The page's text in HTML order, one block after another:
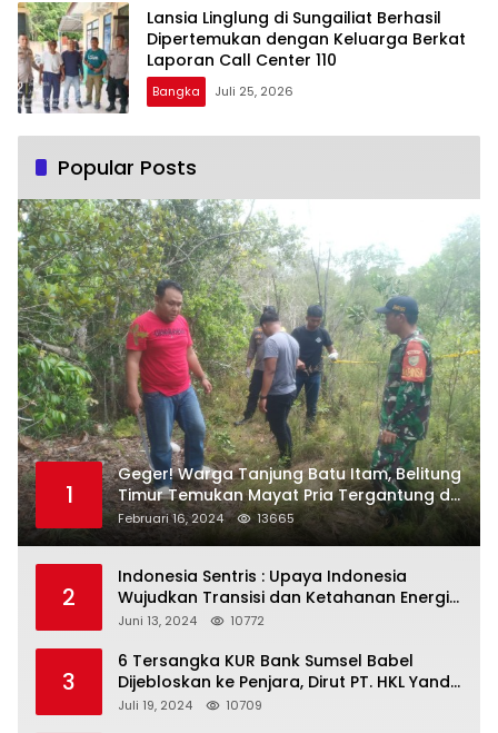
Lansia Linglung di Sungailiat Berhasil
Dipertemukan dengan Keluarga Berkat
Laporan Call Center 110
Bangka Juli 25, 2026
Popular Posts
1
Geger! Warga Tanjung Batu Itam, Belitung
Timur Temukan Mayat Pria Tergantung di
Pohon
Februari 16, 2024 13665
2
Indonesia Sentris : Upaya Indonesia
Wujudkan Transisi dan Ketahanan Energi
yang Berkelanjutan
Juni 13, 2024 10772
3
6 Tersangka KUR Bank Sumsel Babel
Dijebloskan ke Penjara, Dirut PT. HKL Yandi
Mangkir dari Panggilan Kejati
Juli 19, 2024 10709